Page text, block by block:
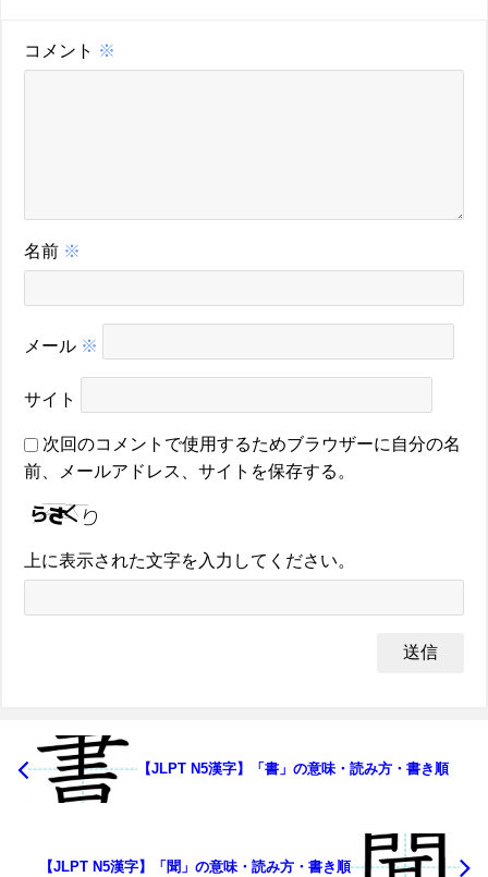
コメント ※
名前 ※
メール ※
サイト
次回のコメントで使用するためブラウザーに自分の名
前、メールアドレス、サイトを保存する。
上に表示された文字を入力してください。
【JLPT N5漢字】「書」の意味・読み方・書き順
【JLPT N5漢字】「聞」の意味・読み方・書き順